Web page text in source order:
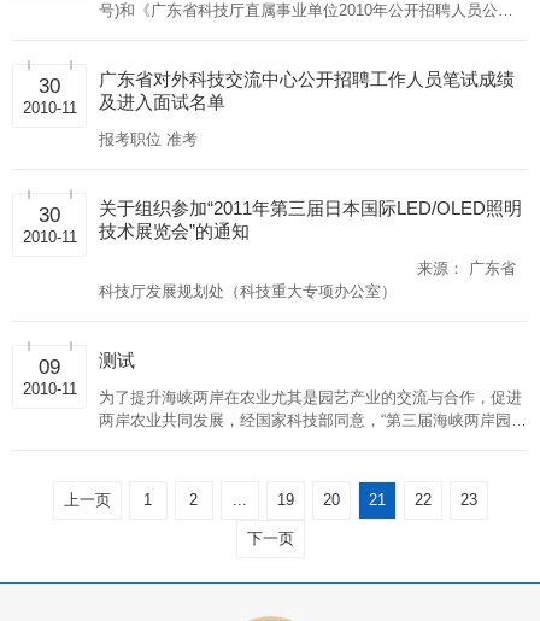
号)和《广东省科技厅直属事业单位2010年公开招聘人员公
30
2010-11
广东省对外科技交流中心公开招聘工作人员笔试成绩
及进入面试名单
报考职位 准考
30
2010-11
关于组织参加“2011年第三届日本国际LED/OLED照明
技术展览会”的通知
来源： 广东省
科技厅发展规划处（科技重大专项办公室）
09
2010-11
测试
为了提升海峡两岸在农业尤其是园艺产业的交流与合作，促进
两岸农业共同发展，经国家科技部同意，“第三届海峡两岸园艺
尤其是园艺产业的交流与合作，促进两岸农业共同发展，经国
家科技部同意，“第三届海峡两岸园艺学术研讨会暨粤闽台园艺
科技学术论坛”将于 2009年4月在广东省汕头市召开。 一、会
术论坛” 二、会议时间 2009年4月15-16日，会期二天，含实地
上一页 1 2 ... 19 20 21 22 23
下一页